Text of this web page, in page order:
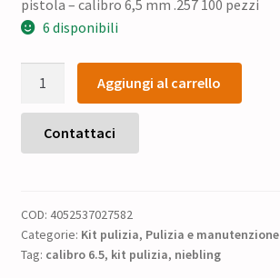
originale
30,00 €.
attuale
25,50 €.
pistola – calibro 6,5 mm .257 100 pezzi
6 disponibili
Busta
100
feltrini
Niebling
Gun
pulizia
pistola
calibro
Aggiungi al carrello
Contattaci
COD: 4052537027582
Categorie: Kit pulizia, Pulizia e manutenzione
Tag: calibro 6.5, kit pulizia, niebling